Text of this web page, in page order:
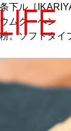
下ル［
ムクーヘン
。ソフトタイ